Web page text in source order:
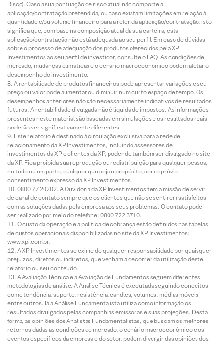
Risco). Caso a sua pontuação de risco atual não comporte a
aplicação/contratação pretendida, ou caso existam limitações em relação à
quantidade e/ou volume financeiro para a referida aplicação/contratação, isto
significa que, com base na composição atual da sua carteira, esta
aplicação/contratação não está adequada ao seu perfil. Em caso de dúvidas
sobre o processo de adequação dos produtos oferecidos pela XP
Investimentos ao seu perfil de investidor, consulte o FAQ. As condições de
mercado, mudanças climáticas e o cenário macroeconômico podem afetar o
desempenho do investimento.
A rentabilidade de produtos financeiros pode apresentar variações e seu
preço ou valor pode aumentar ou diminuir num curto espaço de tempo. Os
desempenhos anteriores não são necessariamente indicativos de resultados
futuros. A rentabilidade divulgada não é líquida de impostos. As informações
presentes neste material são baseadas em simulações e os resultados reais
poderão ser significativamente diferentes.
Este relatório é destinado à circulação exclusiva para a rede de
relacionamento da XP Investimentos, incluindo assessores de
investimentos da XP e clientes da XP, podendo também ser divulgado no site
da XP. Fica proibida sua reprodução ou redistribuição para qualquer pessoa,
no todo ou em parte, qualquer que seja o propósito, sem o prévio
consentimento expresso da XP Investimentos.
0800 77 20202. A Ouvidoria da XP Investimentos tem a missão de servir
de canal de contato sempre que os clientes que não se sentirem satisfeitos
com as soluções dadas pela empresa aos seus problemas. O contato pode
ser realizado por meio do telefone: 0800 722 3710.
O custo da operação e a política de cobrança estão definidos nas tabelas
de custos operacionais disponibilizadas no site da XP Investimentos:
www.xpi.com.br.
A XP Investimentos se exime de qualquer responsabilidade por quaisquer
prejuízos, diretos ou indiretos, que venham a decorrer da utilização deste
relatório ou seu conteúdo.
A Avaliação Técnica e a Avaliação de Fundamentos seguem diferentes
metodologias de análise. A Análise Técnica é executada seguindo conceitos
como tendência, suporte, resistência, candles, volumes, médias móveis
entre outros. Já a Análise Fundamentalista utiliza como informação os
resultados divulgados pelas companhias emissoras e suas projeções. Desta
forma, as opiniões dos Analistas Fundamentalistas, que buscam os melhores
retornos dadas as condições de mercado, o cenário macroeconômico e os
eventos específicos da empresa e do setor, podem divergir das opiniões dos